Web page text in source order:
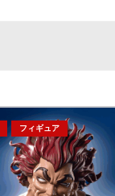
フィギュア